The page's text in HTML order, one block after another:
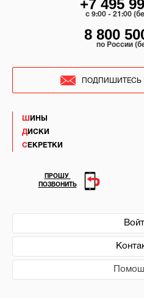
ШИНЫ
ДИСКИ
СЕКРЕТКИ
+7 495
c 9:00 - 21:00
8 800
по России
ПОДПИШИТЕСЬ
ПРОШУ
ПОЗВОНИТЬ